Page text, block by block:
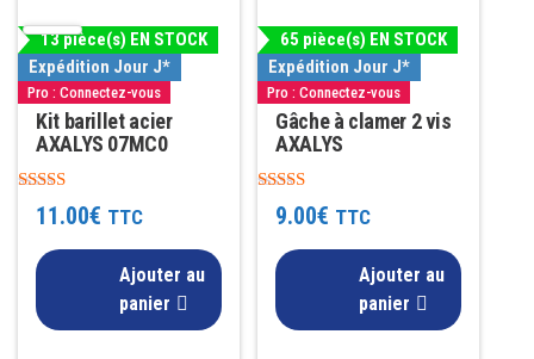
13 pièce(s) EN STOCK
Expédition Jour J*
Pro : Connectez-vous
Kit barillet acier
AXALYS 07MC0
Note
4.8111.00€ TTC
Ajouter au
panier
65 pièce(s) EN STOCK
Expédition Jour J*
Pro : Connectez-vous
Gâche à clamer 2 vis
AXALYS
Note
4.69
9.00€ TTC
Ajouter au
panier